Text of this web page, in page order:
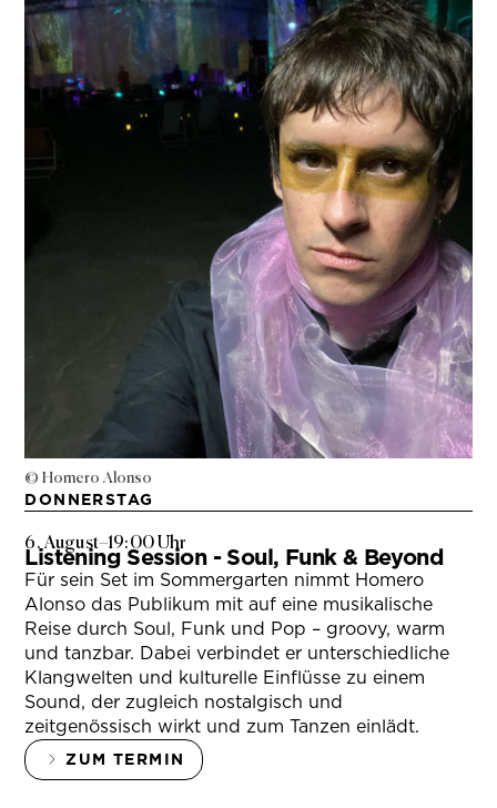
© Homero Alonso
DONNERSTAG
6. August–19:00 Uhr
Listening Session - Soul, Funk & Beyond
Für sein Set im Sommergarten nimmt Homero
Alonso das Publikum mit auf eine musikalische
Reise durch Soul, Funk und Pop – groovy, warm
und tanzbar. Dabei verbindet er unterschiedliche
Klangwelten und kulturelle Einflüsse zu einem
Sound, der zugleich nostalgisch und
zeitgenössisch wirkt und zum Tanzen einlädt.
ZUM TERMIN